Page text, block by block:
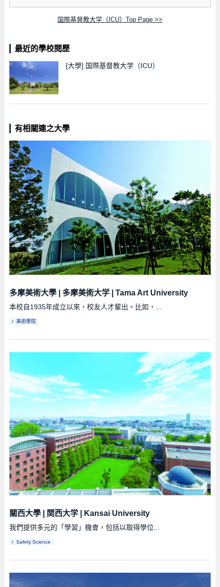
国際基督教大学（ICU）Top Page >>
最近的學校閱歷
[大學] 国際基督教大学（ICU）
有相關連之大學
多摩美術大學| 多摩美術大学| Tama Art University
本校自1935年成立以來，校友人才輩出。比如，...
美術學院
關西大學| 関西大学| Kansai University
我們提供多元的「學習」機會，包括以取得學位...
Safety Science